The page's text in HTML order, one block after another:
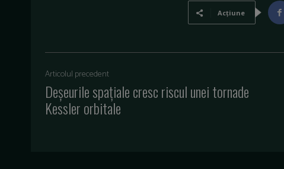
Acțiune
Articolul precedent
Deșeurile spațiale cresc riscul unei tornade
Kessler orbitale